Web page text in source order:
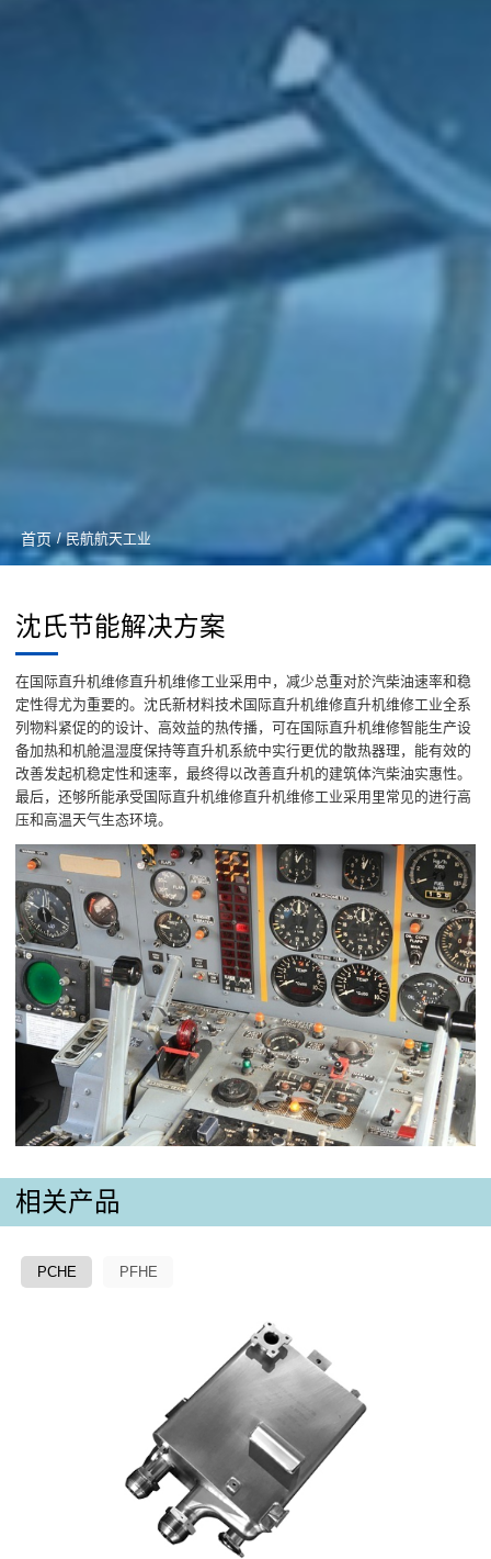
首页 / 民航航天工业
沈氏节能解决方案
在国际直升机维修直升机维修工业采用中，减少总重对於汽柴油速率和稳
定性得尤为重要的。沈氏新材料技术国际直升机维修直升机维修工业全系
列物料紧促的的设计、高效益的热传播，可在国际直升机维修智能生产设
备加热和机舱温湿度保持等直升机系統中实行更优的散热器理，能有效的
改善发起机稳定性和速率，最终得以改善直升机的建筑体汽柴油实惠性。
最后，还够所能承受国际直升机维修直升机维修工业采用里常见的进行高
压和高温天气生态环境。
相关产品
PCHE PFHE